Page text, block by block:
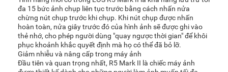
đa 15 bức ảnh chụp liên tục trước bằng cách nhấn nửa
chừng nút chụp trước khi chụp. Khi nút chụp được nhấn
hoàn toàn, nửa giây trước đó của hình ảnh sẽ được ghi vào
thẻ nhớ, cho phép người dùng "quay ngược thời gian" để khôi
phục khoảnh khắc quyết định mà họ có thể đã bỏ lỡ.
Giảm nhiễu và nâng cấp trong máy ảnh
Đầu tiên và quan trọng nhất, R5 Mark II là chiếc máy ảnh